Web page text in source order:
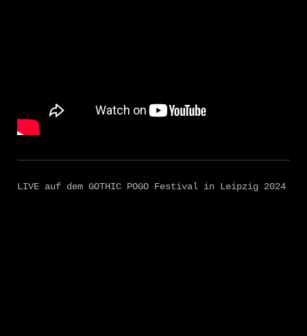
LIVE auf dem GOTHIC POGO Festival in Leipzig 2024